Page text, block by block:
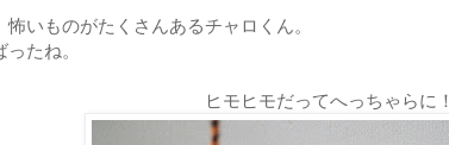
怖いものがたくさんあるチャロくん。
ったね。
ヒモヒモだってへっちゃらに！